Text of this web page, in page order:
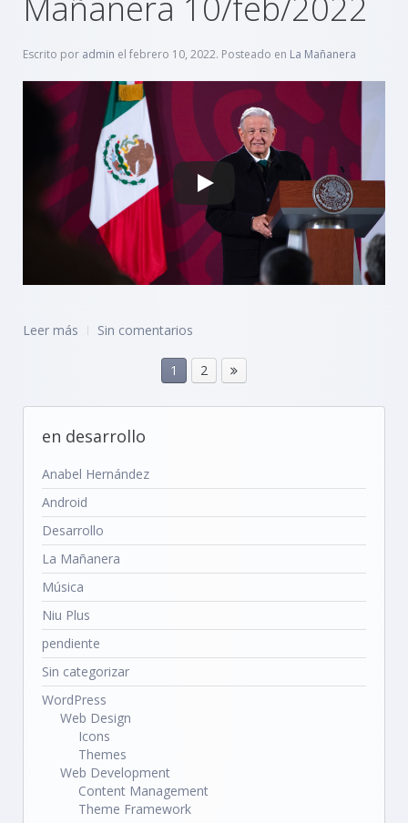
Escrito por admin el febrero 10, 2022. Posteado en La Mañanera
Leer más Sin comentarios
1 2
en desarrollo
Anabel Hernández
Android
Desarrollo
La Mañanera
Música
Niu Plus
pendiente
Sin categorizar
WordPress
Web Design
Icons
Themes
Web Development
Content Management
Theme Framework